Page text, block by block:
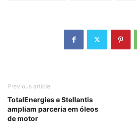
Previous article
TotalEnergies e Stellantis
ampliam parceria em óleos
de motor